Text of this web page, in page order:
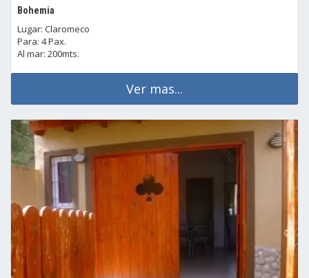
Bohemia
Lugar: Claromeco
Para: 4 Pax.
Al mar: 200mts.
Ver mas...